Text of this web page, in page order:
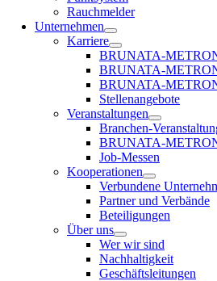
Rauchmelder
Unternehmen
Karriere
BRUNATA-
BRUNATA-
BRUNATA-
Stellenangebote
Veranstaltungen
Branchen-
BRUNATA-
Job-Messen
Kooperationen
Verbundene
Partner und Verbände
Beteiligungen
Über uns
Wer wir sind
Nachhaltigkeit
Geschäftsleitungen